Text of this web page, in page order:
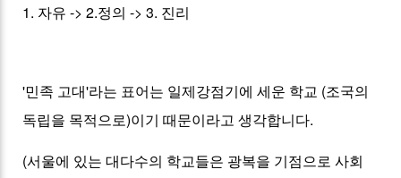
1. 자유 -> 2.정의 -> 3. 진리
'민족 고대'라는 표어는 일제강점기에 세운 학교 (조국의
독립을 목적으로)이기 때문이라고 생각합니다.
(서울에 있는 대다수의 학교들은 광복을 기점으로 사회